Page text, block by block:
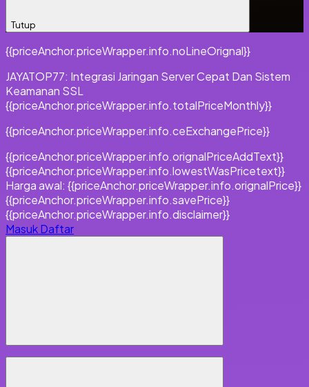
Tutup
{{priceAnchor.priceWrapper.info.noLineOrignal}}
JAYATOP77: Integrasi Jaringan Server Cepat Dan Sistem
Keamanan SSL
{{priceAnchor.priceWrapper.info.totalPriceMonthly}}
{{priceAnchor.priceWrapper.info.ceExchangePrice}}
{{priceAnchor.priceWrapper.info.orignalPriceAddText}}
{{priceAnchor.priceWrapper.info.lowestWasPricetext}}
Harga awal: {{priceAnchor.priceWrapper.info.orignalPrice}}
{{priceAnchor.priceWrapper.info.savePrice}}
{{priceAnchor.priceWrapper.info.disclaimer}}
MasukDaftar